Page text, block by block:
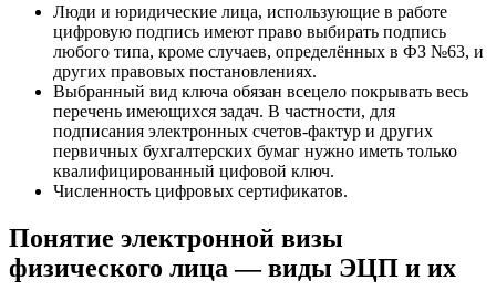
Люди и юридические лица, использующие в работе
цифровую подпись имеют право выбирать подпись
любого типа, кроме случаев, определённых в ФЗ №63, и
других правовых постановлениях.
Выбранный вид ключа обязан всецело покрывать весь
перечень имеющихся задач. В частности, для
подписания электронных счетов-фактур и других
первичных бухгалтерских бумаг нужно иметь только
квалифицированный цифовой ключ.
Численность цифровых сертификатов.
Понятие электронной визы
физического лица — виды ЭЦП и их